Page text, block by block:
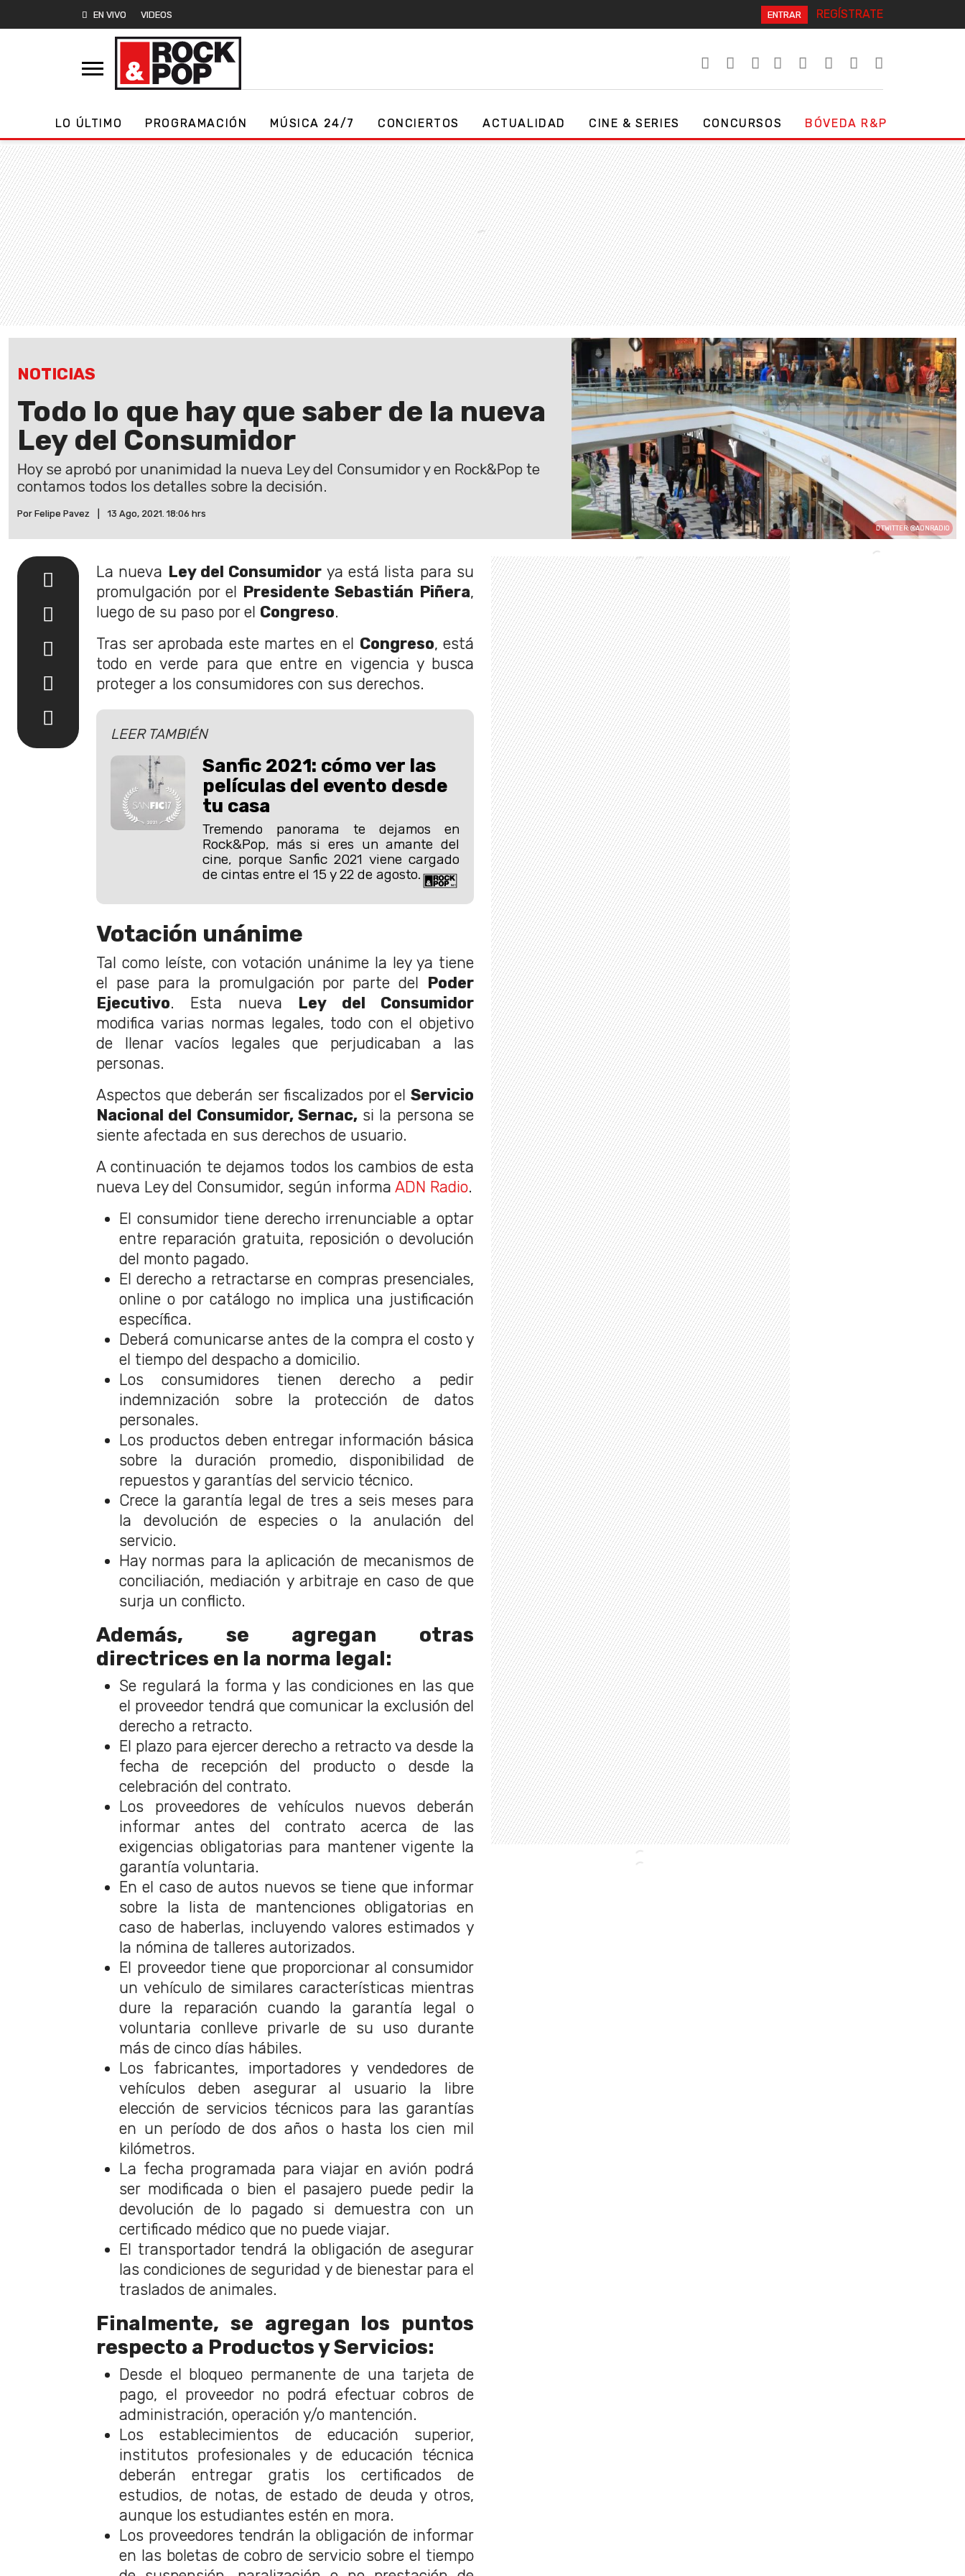
EN VIVO VIDEOS ENTRAR REGÍSTRATE
LO ÚLTIMO PROGRAMACIÓN MÚSICA 24/7 CONCIERTOS ACTUALIDAD CINE & SERIES CONCURSOS BÓVEDA R&P
NOTICIAS
Todo lo que hay que saber de la nueva
Ley del Consumidor
Hoy se aprobó por unanimidad la nueva Ley del Consumidor y en Rock&Pop te
contamos todos los detalles sobre la decisión.
Por Felipe Pavez 13 Ago, 2021. 18:06 hrs
TWITTER: @ADNRADIO
La nueva Ley del Consumidor ya está lista para su
promulgación por el Presidente Sebastián Piñera,
luego de su paso por el Congreso.
Tras ser aprobada este martes en el Congreso, está
todo en verde para que entre en vigencia y busca
proteger a los consumidores con sus derechos.
LEER TAMBIÉN
Sanfic 2021: cómo ver las
películas del evento desde
tu casa
Tremendo panorama te dejamos en
Rock&Pop, más si eres un amante del
cine, porque Sanfic 2021 viene cargado
de cintas entre el 15 y 22 de agosto.
Votación unánime
Tal como leíste, con votación unánime la ley ya tiene
el pase para la promulgación por parte del Poder
Ejecutivo. Esta nueva Ley del Consumidor
modifica varias normas legales, todo con el objetivo
de llenar vacíos legales que perjudicaban a las
personas.
Aspectos que deberán ser fiscalizados por el Servicio
Nacional del Consumidor, Sernac,si la persona se
siente afectada en sus derechos de usuario.
A continuación te dejamos todos los cambios de esta
nueva Ley del Consumidor, según informa ADN Radio.
El consumidor tiene derecho irrenunciable a optar
entre reparación gratuita, reposición o devolución
del monto pagado.
El derecho a retractarse en compras presenciales,
online o por catálogo no implica una justificación
específica.
Deberá comunicarse antes de la compra el costo y
el tiempo del despacho a domicilio.
Los consumidores tienen derecho a pedir
indemnización sobre la protección de datos
personales.
Los productos deben entregar información básica
sobre la duración promedio, disponibilidad de
repuestos y garantías del servicio técnico.
Crece la garantía legal de tres a seis meses para
la devolución de especies o la anulación del
servicio.
Hay normas para la aplicación de mecanismos de
conciliación, mediación y arbitraje en caso de que
surja un conflicto.
Además, se agregan otras
directrices en la norma legal:
Se regulará la forma y las condiciones en las que
el proveedor tendrá que comunicar la exclusión del
derecho a retracto.
El plazo para ejercer derecho a retracto va desde la
fecha de recepción del producto o desde la
celebración del contrato.
Los proveedores de vehículos nuevos deberán
informar antes del contrato acerca de las
exigencias obligatorias para mantener vigente la
garantía voluntaria.
En el caso de autos nuevos se tiene que informar
sobre la lista de mantenciones obligatorias en
caso de haberlas, incluyendo valores estimados y
la nómina de talleres autorizados.
El proveedor tiene que proporcionar al consumidor
un vehículo de similares características mientras
dure la reparación cuando la garantía legal o
voluntaria conlleve privarle de su uso durante
más de cinco días hábiles.
Los fabricantes, importadores y vendedores de
vehículos deben asegurar al usuario la libre
elección de servicios técnicos para las garantías
en un período de dos años o hasta los cien mil
kilómetros.
La fecha programada para viajar en avión podrá
ser modificada o bien el pasajero puede pedir la
devolución de lo pagado si demuestra con un
certificado médico que no puede viajar.
El transportador tendrá la obligación de asegurar
las condiciones de seguridad y de bienestar para el
traslados de animales.
Finalmente, se agregan los puntos
respecto a Productos y Servicios:
Desde el bloqueo permanente de una tarjeta de
pago, el proveedor no podrá efectuar cobros de
administración, operación y/o mantención.
Los establecimientos de educación superior,
institutos profesionales y de educación técnica
deberán entregar gratis los certificados de
estudios, de notas, de estado de deuda y otros,
aunque los estudiantes estén en mora.
Los proveedores tendrán la obligación de informar
en las boletas de cobro de servicio sobre el tiempo